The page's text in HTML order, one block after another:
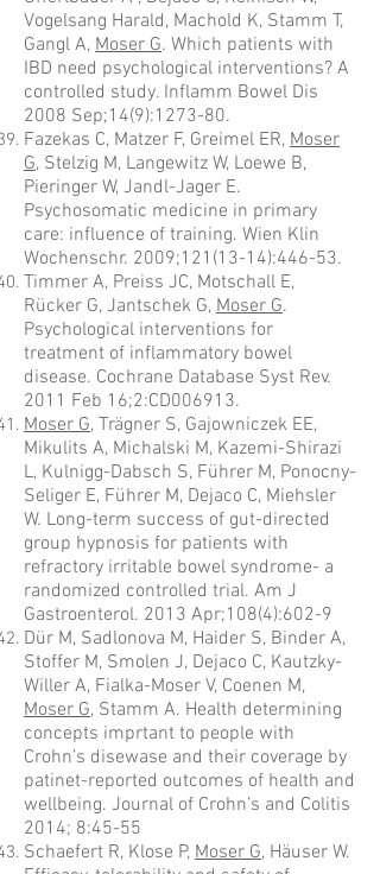
Vogelsang Harald, Machold K, Stamm T,
Gangl A, Moser G. Which patients with
IBD need psychological interventions? A
controlled study. Inflamm Bowel Dis
2008 Sep;14(9):1273-80.
Fazekas C, Matzer F, Greimel ER, Moser
G, Stelzig M, Langewitz W, Loewe B,
Pieringer W, Jandl-Jager E.
Psychosomatic medicine in primary
care: influence of training. Wien Klin
Wochenschr. 2009;121(13-14):446-53.
Timmer A, Preiss JC, Motschall E,
Rücker G, Jantschek G, Moser G.
Psychological interventions for
treatment of inflammatory bowel
disease. Cochrane Database Syst Rev.
2011 Feb 16;2:CD006913.
Moser G, Trägner S, Gajowniczek EE,
Mikulits A, Michalski M, Kazemi-Shirazi
L, Kulnigg-Dabsch S, Führer M, Ponocny-
Seliger E, Führer M, Dejaco C, Miehsler
W. Long-term success of gut-directed
group hypnosis for patients with
refractory irritable bowel syndrome- a
randomized controlled trial. Am J
Gastroenterol. 2013 Apr;108(4):602-9
Dür M, Sadlonova M, Haider S, Binder A,
Stoffer M, Smolen J, Dejaco C, Kautzky-
Willer A, Fialka-Moser V, Coenen M,
Moser G, Stamm A. Health determining
concepts imprtant to people with
Crohn’s disewase and their coverage by
patinet-reported outcomes of health and
wellbeing. Journal of Crohn’s and Colitis
2014; 8:45-55
Schaefert R, Klose P, Moser G, Häuser W.